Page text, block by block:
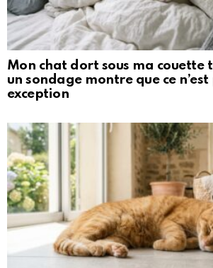
Mon chat dort sous ma couette
un sondage montre que ce n’est
exception